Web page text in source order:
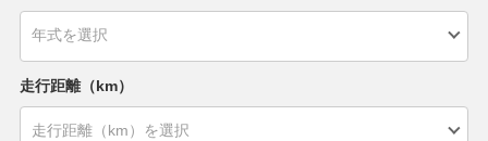
走行距離（km）